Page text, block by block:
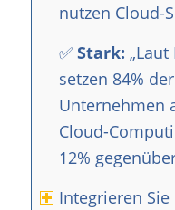
nutzen Cloud-
✅ Stark:
setzen 84%
Unternehmen
Cloud-
12%
Integrieren